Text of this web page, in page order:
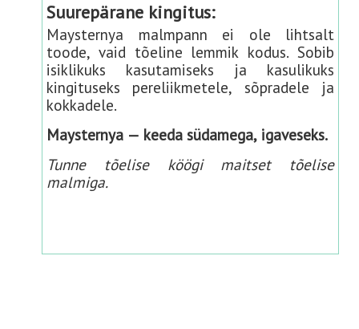
Suurepärane kingitus:
Maysternya malmpann ei ole lihtsalt
toode, vaid tõeline lemmik kodus. Sobib
isiklikuks kasutamiseks ja kasulikuks
kingituseks pereliikmetele, sõpradele ja
kokkadele.
Maysternya — keeda südamega, igaveseks.
Tunne tõelise köögi maitset tõelise
malmiga.